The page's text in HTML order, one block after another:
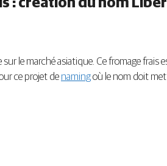
: création du nom
le marché asiatique. Ce fromage frais
ce projet de namingoù le nom doit